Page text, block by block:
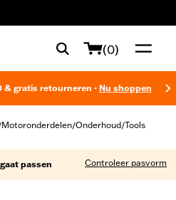
(0)
& gratis retourneren - Nu shoppen
Motoronderdelen/Onderhoud/Tools
passen Controleer pasvorm